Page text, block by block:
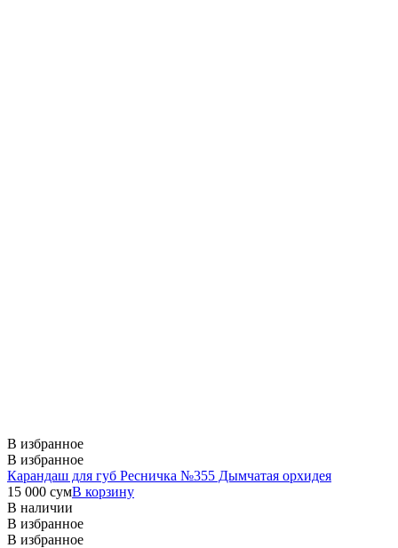
В избранное
В избранное
Карандаш для губ Ресничка №355 Дымчатая орхидея
15 000 сумВ корзину
В наличии
В избранное
В избранное